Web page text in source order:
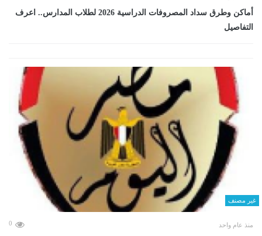
أماكن وطرق سداد المصروفات الدراسية 2026 لطلاب المدارس.. اعرف
التفاصيل
غير مصنف
منذ عام واحد 0